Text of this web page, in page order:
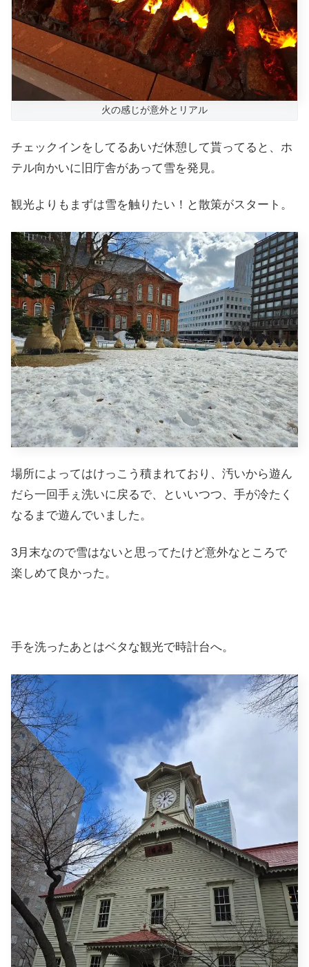
火の感じが意外とリアル
チェックインをしてるあいだ休憩して貰ってると、ホ
テル向かいに旧庁舎があって雪を発見。
観光よりもまずは雪を触りたい！と散策がスタート。
場所によってはけっこう積まれており、汚いから遊ん
だら一回手ぇ洗いに戻るで、といいつつ、手が冷たく
なるまで遊んでいました。
3月末なので雪はないと思ってたけど意外なところで
楽しめて良かった。
手を洗ったあとはベタな観光で時計台へ。